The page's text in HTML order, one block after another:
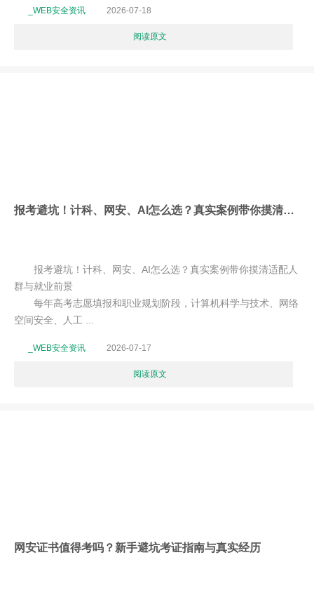
_WEB安全资讯 2026-07-18
阅读原文
报考避坑！计科、网安、AI怎么选？真实案例带你摸清适配人群与就业前景
报考避坑！计科、网安、AI怎么选？真实案例带你摸清适配人
群与就业前景
每年高考志愿填报和职业规划阶段，计算机科学与技术、网络
空间安全、人工 ...
_WEB安全资讯 2026-07-17
阅读原文
网安证书值得考吗？新手避坑考证指南与真实经历